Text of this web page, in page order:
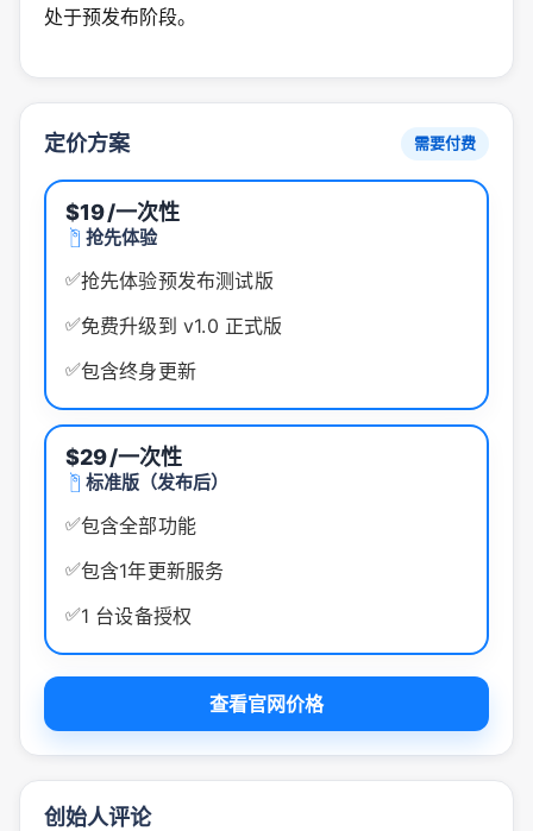
处于预发布阶段。
定价方案 需要付费
$19/一次性
抢先体验
✅抢先体验预发布测试版
✅免费升级到 v1.0 正式版
✅包含终身更新
$29/一次性
标准版（发布后）
✅包含全部功能
✅包含1年更新服务
✅1 台设备授权
查看官网价格
创始人评论